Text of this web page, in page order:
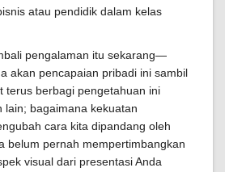
atau pendidik dalam kelas
pengalaman itu sekarang—
akan pencapaian pribadi ini sambil
terus berbagi pengetahuan ini
lain; bagaimana kekuatan
cara kita dipandang oleh
belum pernah mempertimbangkan
visual dari presentasi Anda